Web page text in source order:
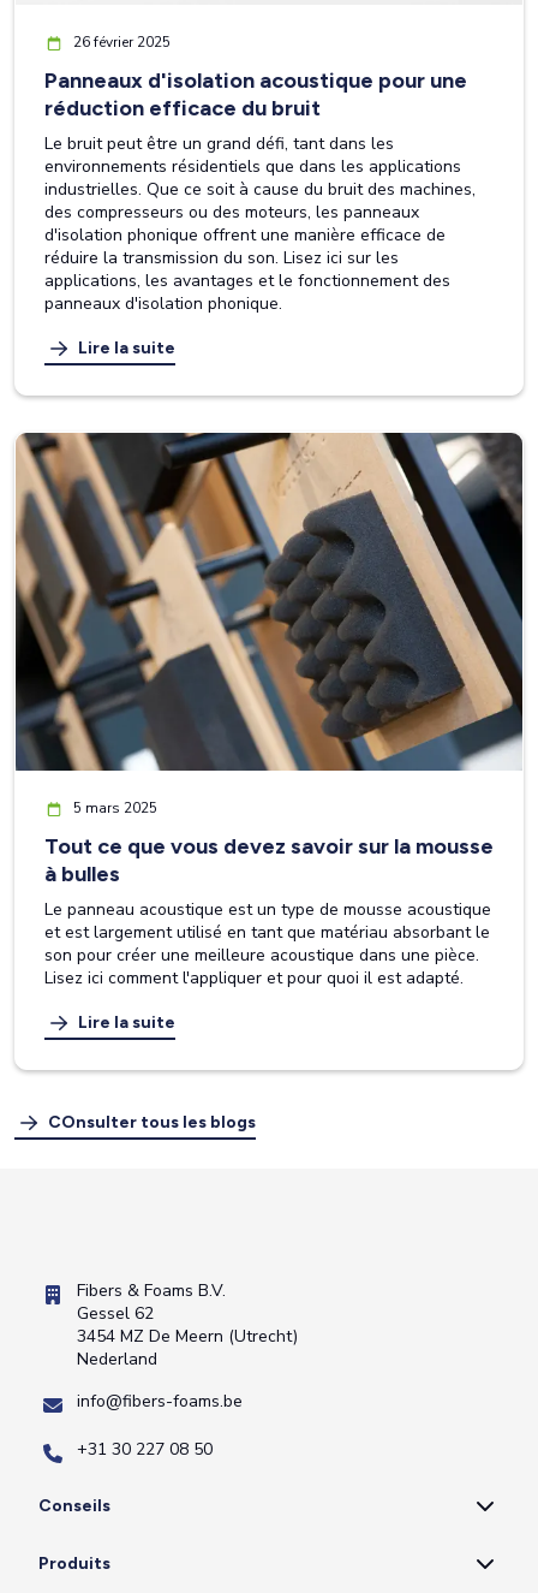
26 février 2025
Panneaux d'isolation acoustique pour une
réduction efficace du bruit
Le bruit peut être un grand défi, tant dans les
environnements résidentiels que dans les applications
industrielles. Que ce soit à cause du bruit des machines,
des compresseurs ou des moteurs, les panneaux
d'isolation phonique offrent une manière efficace de
réduire la transmission du son. Lisez ici sur les
applications, les avantages et le fonctionnement des
panneaux d'isolation phonique.
Lire la suite
5 mars 2025
Tout ce que vous devez savoir sur la mousse
à bulles
Le panneau acoustique est un type de mousse acoustique
et est largement utilisé en tant que matériau absorbant le
son pour créer une meilleure acoustique dans une pièce.
Lisez ici comment l'appliquer et pour quoi il est adapté.
Lire la suite
COnsulter tous les blogs
Fibers & Foams B.V.
Gessel 62
3454 MZ De Meern (Utrecht)
Nederland
info@fibers-foams.be
+31 30 227 08 50
Conseils
Produits